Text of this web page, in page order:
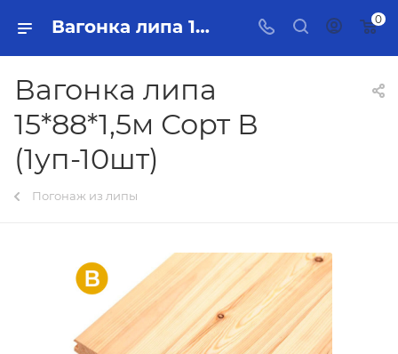
Вагонка липа 15*88*1,5м Сорт В (1уп-10шт) Тольятти - купить в интернет-магазине, каталог с ценами и характеристиками 0
Вагонка липа
15*88*1,5м Сорт В
(1уп-10шт)
Погонаж из липы